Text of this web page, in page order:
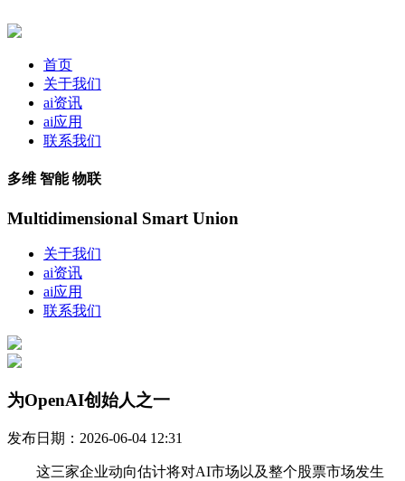
首页
关于我们
ai资讯
ai应用
联系我们
多维 智能 物联
Multidimensional Smart Union
关于我们
ai资讯
ai应用
联系我们
为OpenAI创始人之一
发布日期：2026-06-04 12:31
这三家企业动向估计将对AI市场以及整个股票市场发生